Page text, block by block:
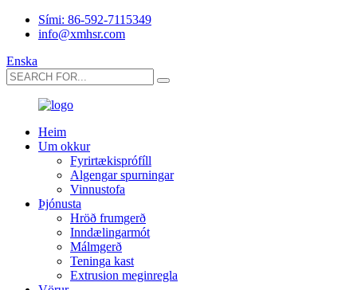
Sími: 86-592-7115349
info@xmhsr.com
Enska
Heim
Um okkur
Fyrirtækisprófíll
Algengar spurningar
Vinnustofa
Þjónusta
Hröð frumgerð
Inndælingarmót
Málmgerð
Teninga kast
Extrusion meginregla